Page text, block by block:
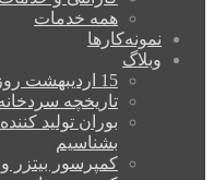
همه خدمات
نمونه‌کارها
وبلاگ
15 اردیبهشت روز ملی صنعت تهویه مطبوع
تاریخچه
بوران تولید
بشناسیم
کمپرسور